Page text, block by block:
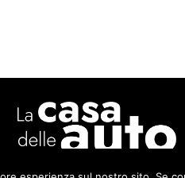
Agency Srl – All right